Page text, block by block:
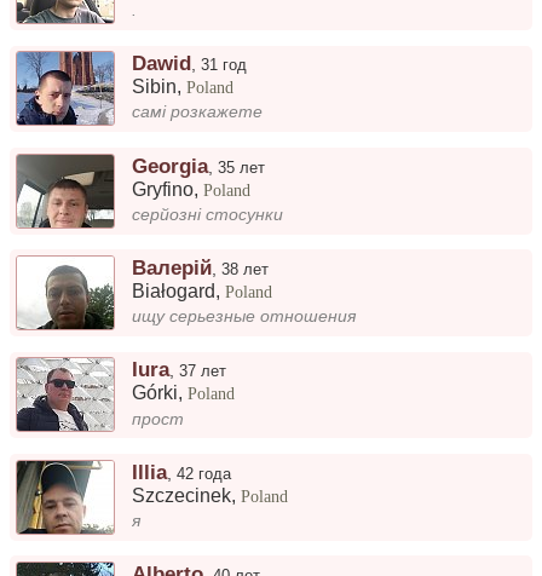
.
Dawid,31 год
Sibin,Poland
самі розкажете
Georgia,35 лет
Gryfino,Poland
серйозні стосунки
Валерій ,38 лет
Białogard,Poland
ищу серьезные отношения
Iura,37 лет
Górki,Poland
прост
Illia,42 года
Szczecinek,Poland
я